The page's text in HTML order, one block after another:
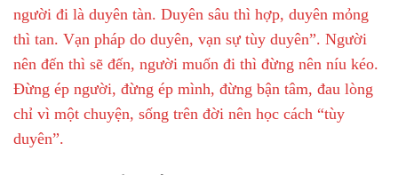
người đi là duyên tàn. Duyên sâu thì hợp, duyên mỏng
thì tan. Vạn pháp do duyên, vạn sự tùy duyên”. Người
nên đến thì sẽ đến, người muốn đi thì đừng nên níu kéo.
Đừng ép người, đừng ép mình, đừng bận tâm, đau lòng
chỉ vì một chuyện, sống trên đời nên học cách “tùy
duyên”.